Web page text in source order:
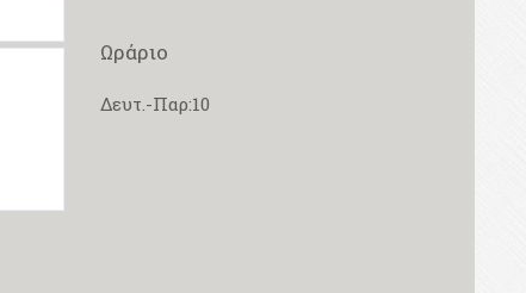
Ωράριο
Δευτ.-Παρ:10